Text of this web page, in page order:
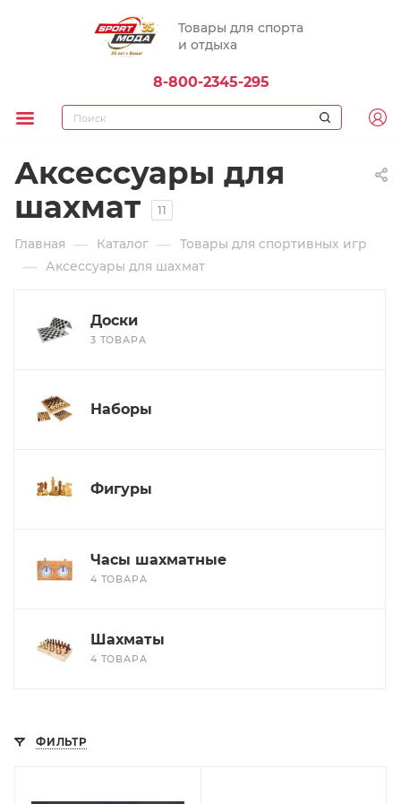
Товары для спорта
и отдыха
8-800-2345-295
Аксессуары для
шахмат
11
Главная — Каталог — Товары для спортивных игр
— Аксессуары для шахмат
Доски
3 ТОВАРА
Наборы
Фигуры
Часы шахматные
4 ТОВАРА
Шахматы
4 ТОВАРА
ФИЛЬТР